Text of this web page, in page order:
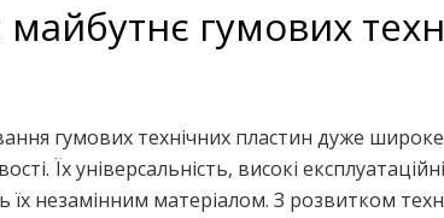
гумових
гумових технічних пластин дуже
Їх універсальність, високі
їх незамінним матеріалом. З розвитком